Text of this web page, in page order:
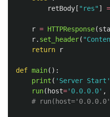
retBody[ " res" ] =
r = HTTPResponse(
r. set_header( "
return
r
def main():
print ( ' Server Start '
run(host=' 0.0.0.0' ,